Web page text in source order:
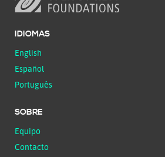
IDIOMAS
English
Español
Português
SOBRE
Equipo
Contacto